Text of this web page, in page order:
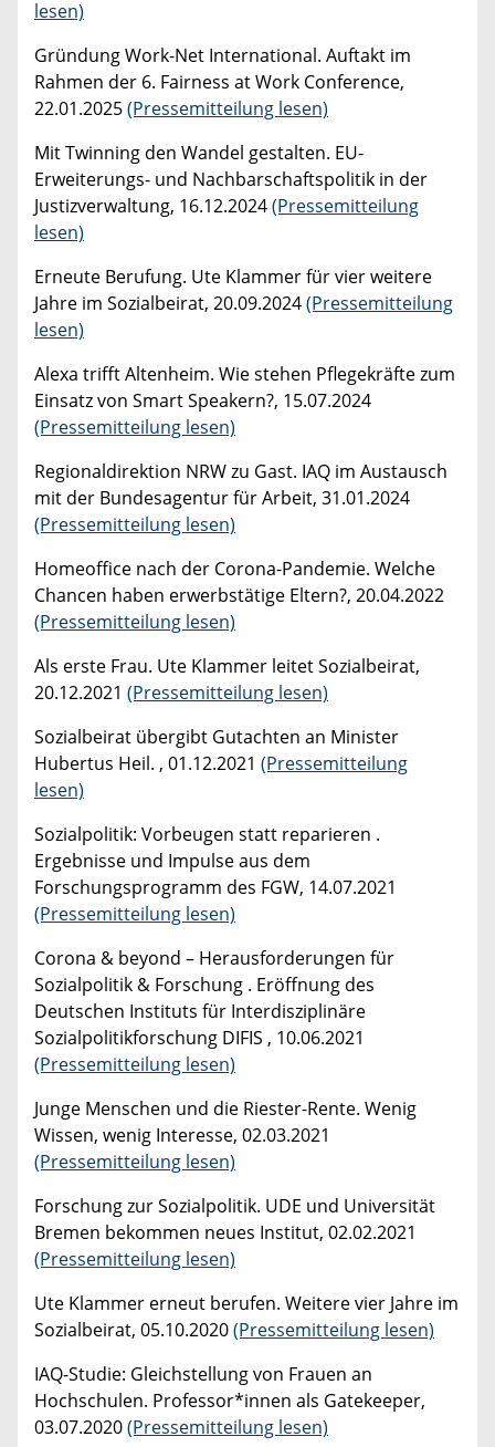
lesen)
Gründung Work-Net International. Auftakt im
Rahmen der 6. Fairness at Work Conference,
22.01.2025(Pressemitteilung lesen)
Mit Twinning den Wandel gestalten. EU-
Erweiterungs- und Nachbarschaftspolitik in der
Justizverwaltung, 16.12.2024(Pressemitteilung
lesen)
Erneute Berufung. Ute Klammer für vier weitere
Jahre im Sozialbeirat, 20.09.2024(Pressemitteilung
lesen)
Alexa trifft Altenheim. Wie stehen Pflegekräfte zum
Einsatz von Smart Speakern?, 15.07.2024
(Pressemitteilung lesen)
Regionaldirektion NRW zu Gast. IAQ im Austausch
mit der Bundesagentur für Arbeit, 31.01.2024
(Pressemitteilung lesen)
Homeoffice nach der Corona-Pandemie. Welche
Chancen haben erwerbstätige Eltern?, 20.04.2022
(Pressemitteilung lesen)
Als erste Frau. Ute Klammer leitet Sozialbeirat,
20.12.2021 (Pressemitteilung lesen)
Sozialbeirat übergibt Gutachten an Minister
Hubertus Heil. , 01.12.2021 (Pressemitteilung
lesen)
Sozialpolitik: Vorbeugen statt reparieren .
Ergebnisse und Impulse aus dem
Forschungsprogramm des FGW, 14.07.2021
(Pressemitteilung lesen)
Corona & beyond – Herausforderungen für
Sozialpolitik & Forschung . Eröffnung des
Deutschen Instituts für Interdisziplinäre
Sozialpolitikforschung DIFIS , 10.06.2021
(Pressemitteilung lesen)
Junge Menschen und die Riester-Rente. Wenig
Wissen, wenig Interesse, 02.03.2021
(Pressemitteilung lesen)
Forschung zur Sozialpolitik. UDE und Universität
Bremen bekommen neues Institut, 02.02.2021
(Pressemitteilung lesen)
Ute Klammer erneut berufen. Weitere vier Jahre im
Sozialbeirat, 05.10.2020(Pressemitteilung lesen)
IAQ-Studie: Gleichstellung von Frauen an
Hochschulen. Professor*innen als Gatekeeper,
03.07.2020(Pressemitteilung lesen)